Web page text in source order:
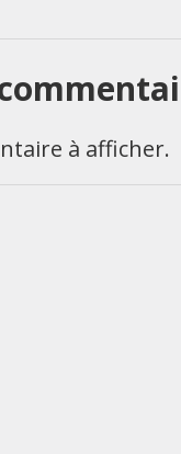
à afficher.